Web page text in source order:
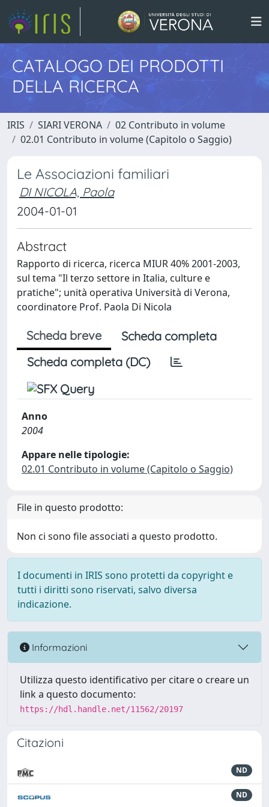
CATALOGO DEI PRODOTTI
DELLA RICERCA
IRIS SIARI VERONA
02 Contributo in volume
02.01 Contributo in volume (Capitolo o Saggio)
Le Associazioni familiari
DI NICOLA, Paola
2004-01-01
Abstract
Rapporto di ricerca, ricerca MIUR 40% 2001-2003,
sul tema "Il terzo settore in Italia, culture e
pratiche"; unità operativa Università di Verona,
coordinatore Prof. Paola Di Nicola
Scheda breve
Scheda completa
Scheda completa (DC)
Anno
2004
Appare nelle tipologie:
02.01 Contributo in volume (Capitolo o Saggio)
File in questo prodotto:
Non ci sono file associati a questo prodotto.
I documenti in IRIS sono protetti da copyright e
tutti i diritti sono riservati, salvo diversa
indicazione.
Informazioni
Utilizza questo identificativo per citare o creare un
link a questo documento:
https://hdl.handle.net/11562/20197
Citazioni
ND
ND